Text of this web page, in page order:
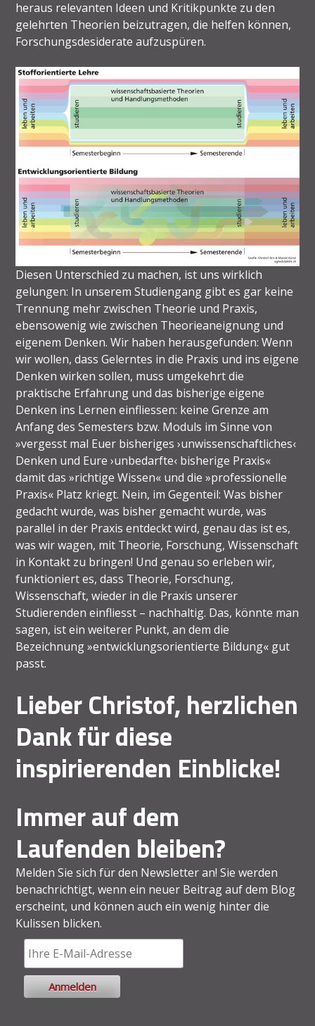
heraus relevanten Ideen und Kritikpunkte zu den
gelehrten Theorien beizutragen, die helfen können,
Forschungsdesiderate aufzuspüren.
Diesen Unterschied zu machen, ist uns wirklich
gelungen: In unserem Studiengang gibt es gar keine
Trennung mehr zwischen Theorie und Praxis,
ebensowenig wie zwischen Theorieaneignung und
eigenem Denken. Wir haben herausgefunden: Wenn
wir wollen, dass Gelerntes in die Praxis und ins eigene
Denken wirken sollen, muss umgekehrt die
praktische Erfahrung und das bisherige eigene
Denken ins Lernen einfliessen: keine Grenze am
Anfang des Semesters bzw. Moduls im Sinne von
»vergesst mal Euer bisheriges ›unwissenschaftliches‹
Denken und Eure ›unbedarfte‹ bisherige Praxis«
damit das »richtige Wissen« und die »professionelle
Praxis« Platz kriegt. Nein, im Gegenteil: Was bisher
gedacht wurde, was bisher gemacht wurde, was
parallel in der Praxis entdeckt wird, genau das ist es,
was wir wagen, mit Theorie, Forschung, Wissenschaft
in Kontakt zu bringen! Und genau so erleben wir,
funktioniert es, dass Theorie, Forschung,
Wissenschaft, wieder in die Praxis unserer
Studierenden einfliesst – nachhaltig. Das, könnte man
sagen, ist ein weiterer Punkt, an dem die
Bezeichnung »entwicklungsorientierte Bildung« gut
passt.
Lieber Christof, herzlichen
Dank für diese
inspirierenden Einblicke!
Immer auf dem
Laufenden bleiben?
Melden Sie sich für den Newsletter an! Sie werden
benachrichtigt, wenn ein neuer Beitrag auf dem Blog
erscheint, und können auch ein wenig hinter die
Kulissen blicken.